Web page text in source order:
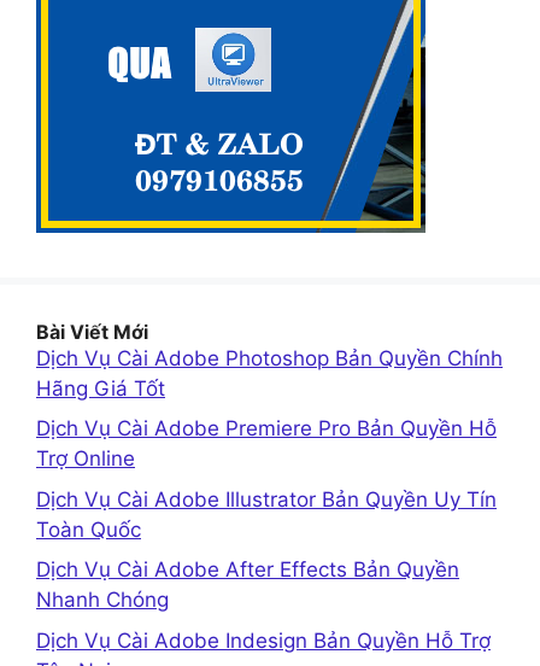
Bài Viết Mới
Dịch Vụ Cài Adobe Photoshop Bản Quyền Chính
Hãng Giá Tốt
Dịch Vụ Cài Adobe Premiere Pro Bản Quyền Hỗ
Trợ Online
Dịch Vụ Cài Adobe Illustrator Bản Quyền Uy Tín
Toàn Quốc
Dịch Vụ Cài Adobe After Effects Bản Quyền
Nhanh Chóng
Dịch Vụ Cài Adobe Indesign Bản Quyền Hỗ Trợ